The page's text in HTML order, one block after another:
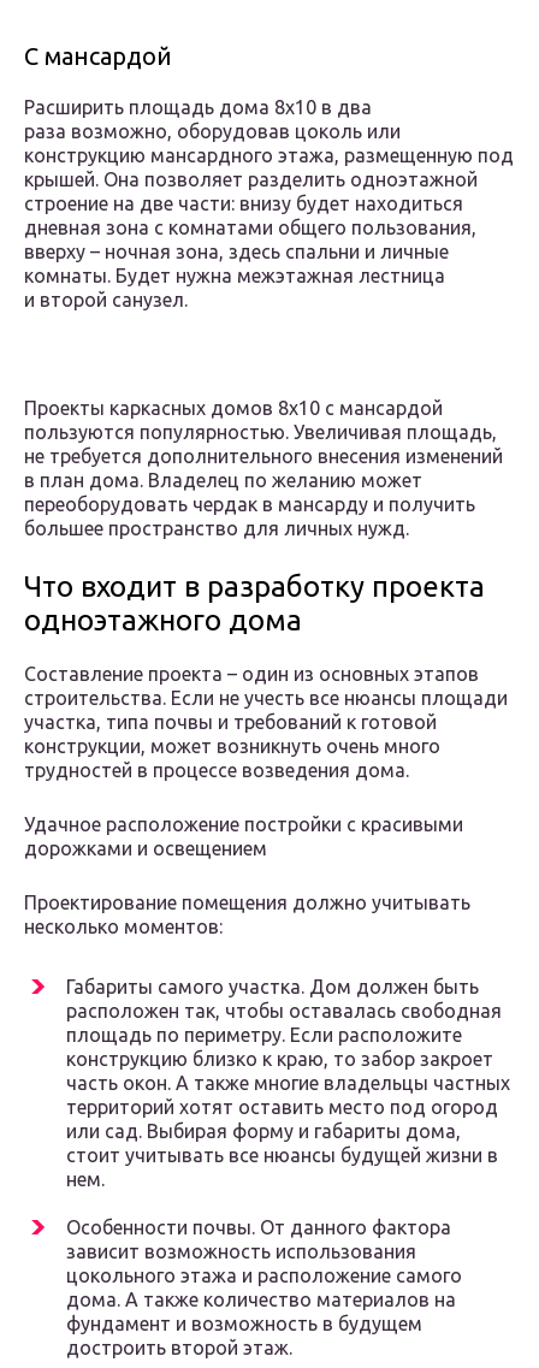
С мансардой
Расширить площадь дома 8х10 в два
раза возможно, оборудовав цоколь или
конструкцию мансардного этажа, размещенную под
крышей. Она позволяет разделить одноэтажной
строение на две части: внизу будет находиться
дневная зона с комнатами общего пользования,
вверху – ночная зона, здесь спальни и личные
комнаты. Будет нужна межэтажная лестница
и второй санузел.
Проекты каркасных домов 8х10 с мансардой
пользуются популярностью. Увеличивая площадь,
не требуется дополнительного внесения изменений
в план дома. Владелец по желанию может
переоборудовать чердак в мансарду и получить
большее пространство для личных нужд.
Что входит в разработку проекта
одноэтажного дома
Составление проекта – один из основных этапов
строительства. Если не учесть все нюансы площади
участка, типа почвы и требований к готовой
конструкции, может возникнуть очень много
трудностей в процессе возведения дома.
Удачное расположение постройки с красивыми
дорожками и освещением
Проектирование помещения должно учитывать
несколько моментов:
Габариты самого участка. Дом должен быть
расположен так, чтобы оставалась свободная
площадь по периметру. Если расположите
конструкцию близко к краю, то забор закроет
часть окон. А также многие владельцы частных
территорий хотят оставить место под огород
или сад. Выбирая форму и габариты дома,
стоит учитывать все нюансы будущей жизни в
нем.
Особенности почвы. От данного фактора
зависит возможность использования
цокольного этажа и расположение самого
дома. А также количество материалов на
фундамент и возможность в будущем
достроить второй этаж.